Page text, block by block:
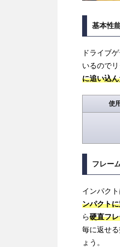
基本性
ドライブ
いるので
に追い込
使
フレー
インパク
ンパクト
ら硬直フ
毎に返せ
ょう。